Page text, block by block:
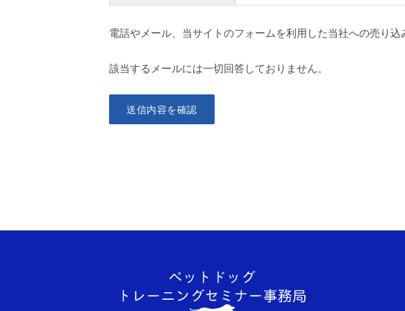
電話やメール、当サイトのフォームを利用した当社への売り込
該当するメールには一切回答しておりません。